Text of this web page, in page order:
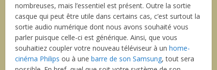
nombreuses, mais l’essentiel est présent. Outre la sortie
casque qui peut être utile dans certains cas, c’est surtout la
sortie audio numérique dont nous avons souhaité vous
parler puisque celle-ci est générique. Ainsi, que vous
souhaitiez coupler votre nouveau téléviseur à unhome-
cinéma Philips ou à unebarre de son Samsung, tout sera